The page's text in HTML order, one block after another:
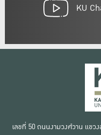
KU
เลขที่ 50 ถนนงามวงศ์วาน แขว